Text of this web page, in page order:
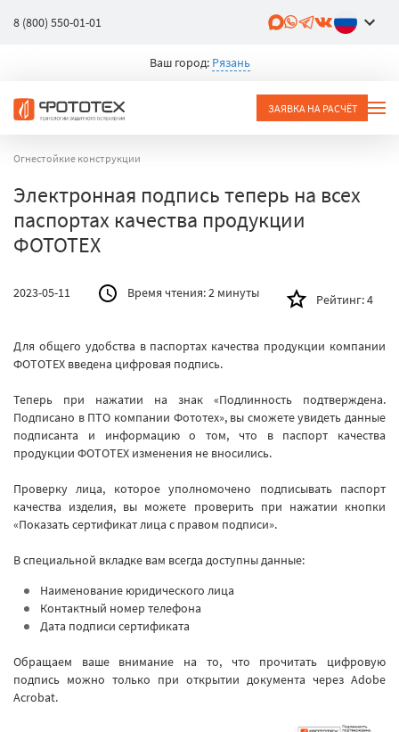
8 (800) 550-01-01
Ваш город: Рязань
ЗАЯВКА НА РАСЧЁТ
Огнестойкие конструкции
Электронная подпись теперь на всех
паспортах качества продукции
ФОТОТЕХ
2023-05-11 Время чтения:2 минуты Рейтинг:4
Для общего удобства в паспортах качества продукции компании
ФОТОТЕХ введена цифровая подпись.
Теперь при нажатии на знак «Подлинность подтверждена.
Подписано в ПТО компании Фототех», вы сможете увидеть данные
подписанта и информацию о том, что в паспорт качества
продукции ФОТОТЕХ изменения не вносились.
Проверку лица, которое уполномочено подписывать паспорт
качества изделия, вы можете проверить при нажатии кнопки
«Показать сертификат лица с правом подписи».
В специальной вкладке вам всегда доступны данные:
Наименование юридического лица
Контактный номер телефона
Дата подписи сертификата
Обращаем ваше внимание на то, что прочитать цифровую
подпись можно только при открытии документа через Adobe
Acrobat.